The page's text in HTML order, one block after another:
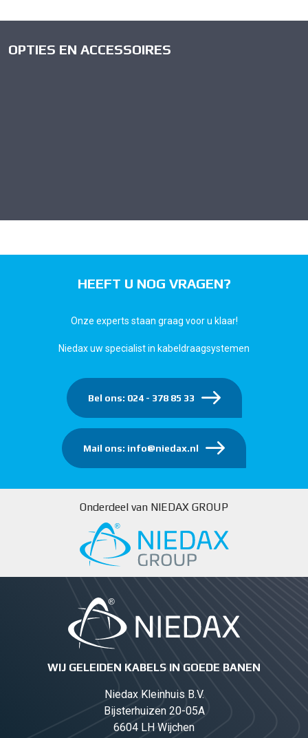
OPTIES EN ACCESSOIRES
HEEFT U NOG VRAGEN?
Onze experts staan graag voor u klaar!
Niedax uw specialist in kabeldraagsystemen
Bel ons: 024 - 378 85 33
Mail ons: info@niedax.nl
Onderdeel van NIEDAX GROUP
WIJ GELEIDEN KABELS IN GOEDE BANEN
Niedax Kleinhuis B.V.
Bijsterhuizen 20-05A
6604 LH Wijchen